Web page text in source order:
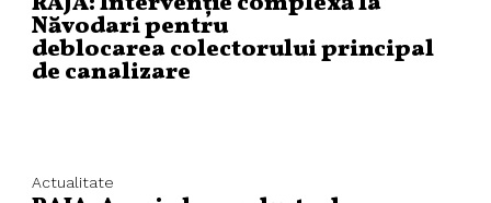
Năvodari pentru
deblocarea colectorului principal
de canalizare
Actualitate